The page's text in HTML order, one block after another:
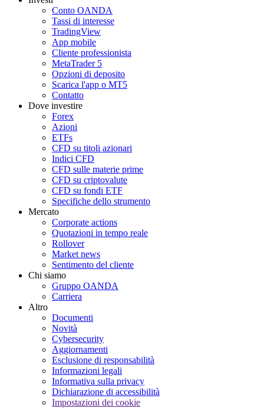
Conto OANDA
Tassi di interesse
TradingView
App mobile
Cliente professionista
MetaTrader 5
Opzioni di deposito
Scarica l'app o MT5
Contatto
Dove investire
Forex
Azioni
ETFs
CFD su titoli azionari
Indici CFD
CFD sulle materie prime
CFD su criptovalute
CFD su fondi ETF
Specifiche dello strumento
Mercato
Corporate actions
Quotazioni in tempo reale
Rollover
Market news
Sentimento del cliente
Chi siamo
Gruppo OANDA
Carriera
Altro
Documenti
Novità
Cybersecurity
Aggiornamenti
Esclusione di responsabilità
Informazioni legali
Informativa sulla privacy
Dichiarazione di accessibilità
Impostazioni dei cookie